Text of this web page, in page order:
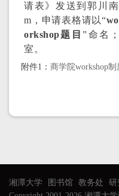
请表》发送到郭川南
m， 申请表格请以“
orkshop题目”命名
室。
附件1： 商学院workshop
湘潭大学 图书馆 教务处 研